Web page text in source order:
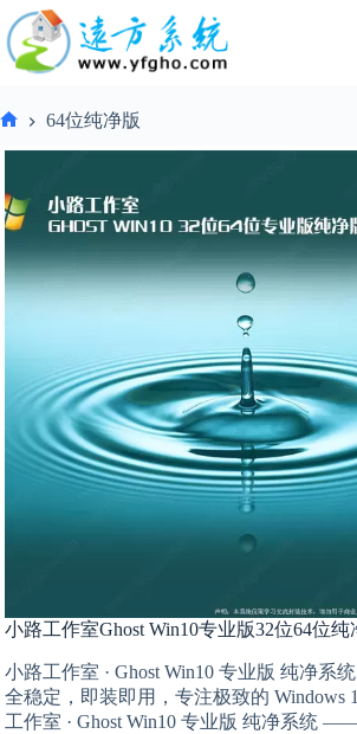
过
内
64位纯净版
小路工作室Ghost Win10专业版32位64位纯
小路工作室 · Ghost Win10 专业版 纯净系
全稳定，即装即用，专注极致的 Windows
工作室 · Ghost Win10 专业版 纯净系统​